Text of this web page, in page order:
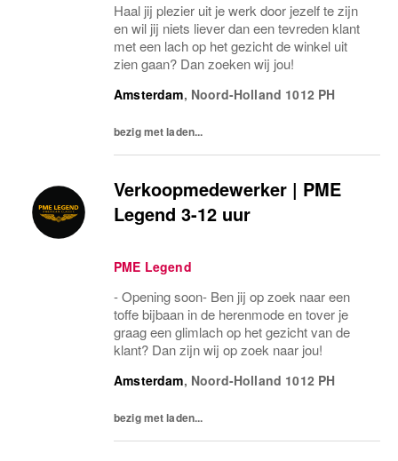
Haal jij plezier uit je werk door jezelf te zijn
en wil jij niets liever dan een tevreden klant
met een lach op het gezicht de winkel uit
zien gaan? Dan zoeken wij jou!
Amsterdam, Noord-Holland 1012 PH
bezig met laden...
Verkoopmedewerker | PME
Legend 3-12 uur
PME Legend
- Opening soon- Ben jij op zoek naar een
toffe bijbaan in de herenmode en tover je
graag een glimlach op het gezicht van de
klant? Dan zijn wij op zoek naar jou!
Amsterdam, Noord-Holland 1012 PH
bezig met laden...